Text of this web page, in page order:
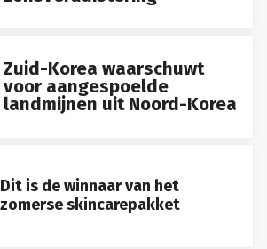
Zuid-Korea waarschuwt
voor aangespoelde
landmijnen uit Noord-Korea
Dit is de winnaar van het
zomerse skincarepakket